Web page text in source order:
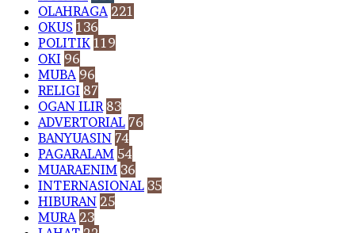
OLAHRAGA 221
OKUS 136
POLITIK 119
OKI 96
MUBA 96
RELIGI 87
OGAN ILIR 83
ADVERTORIAL 76
BANYUASIN 74
PAGARALAM 54
MUARAENIM 36
INTERNASIONAL 35
HIBURAN 25
MURA 23